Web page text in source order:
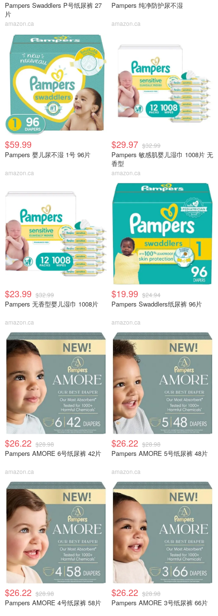
Pampers Swaddlers P号纸尿裤 27
片
amazon.ca
Pampers 纯净防护尿不湿
amazon.ca
$59.99
Pampers 婴儿尿不湿 1号 96片
amazon.ca
$29.97 $32.99
Pampers 敏感肌婴儿湿巾 1008片 无
香型
amazon.ca
$23.99 $32.99
Pampers 无香型婴儿湿巾 1008片
amazon.ca
$19.99 $24.94
Pampers Swaddlers纸尿裤 96片
amazon.ca
$26.22 $28.98
Pampers AMORE 6号纸尿裤 42片
amazon.ca
$26.22 $28.98
Pampers AMORE 5号纸尿裤 48片
amazon.ca
$26.22 $28.98
Pampers AMORE 4号纸尿裤 58片
$26.22 $28.98
Pampers AMORE 3号纸尿裤 66片